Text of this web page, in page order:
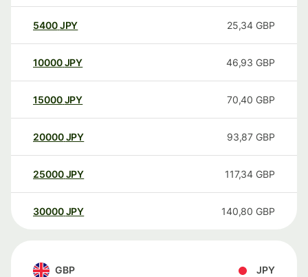
5400JPY 25,34 GBP
10000 JPY 46,93 GBP
15000 JPY 70,40 GBP
20000 JPY 93,87 GBP
25000 JPY 117,34 GBP
30000 JPY 140,80 GBP
GBP JPY